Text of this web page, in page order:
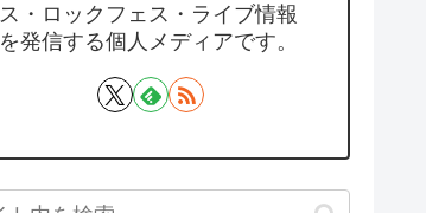
ス・ロックフェス・ライブ情報
を発信する個人メディアです。